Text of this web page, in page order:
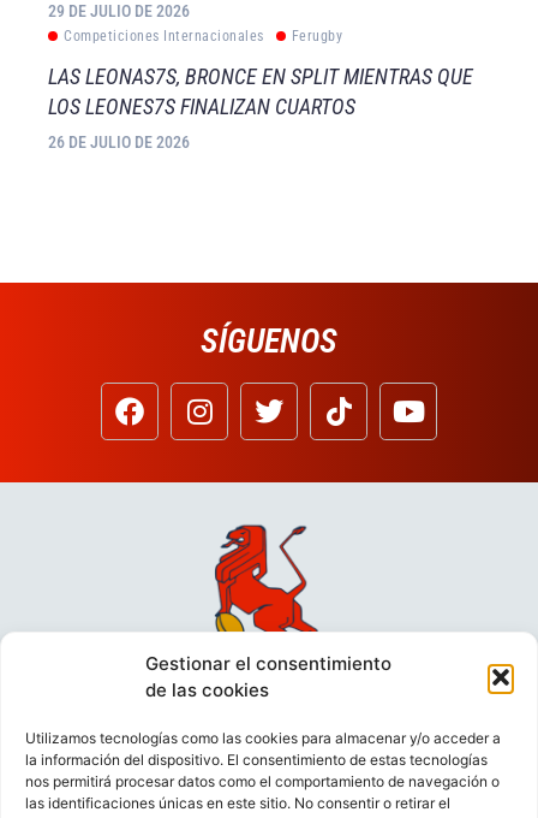
Gestionar el consentimiento
de las cookies
Utilizamos tecnologías como las cookies para almacenar y/o acceder a
la información del dispositivo. El consentimiento de estas tecnologías
nos permitirá procesar datos como el comportamiento de navegación o
las identificaciones únicas en este sitio. No consentir o retirar el
29 DE JULIO DE 2026
Competiciones Internacionales Ferugby
LAS LEONAS7S, BRONCE EN SPLIT MIENTRAS QUE
LOS LEONES7S FINALIZAN CUARTOS
26 DE JULIO DE 2026
SÍGUENOS